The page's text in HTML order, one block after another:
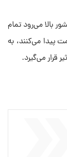
بالا می‌رود تمام
پیدا می‌کنند، به
قرار می‌گیرد.